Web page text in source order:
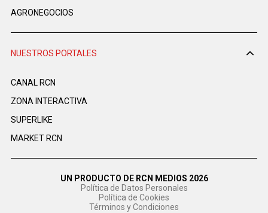
AGRONEGOCIOS
NUESTROS PORTALES
CANAL RCN
ZONA INTERACTIVA
SUPERLIKE
MARKET RCN
UN PRODUCTO DE RCN MEDIOS 2026
Política de Datos Personales
Política de Cookies
Términos y Condiciones